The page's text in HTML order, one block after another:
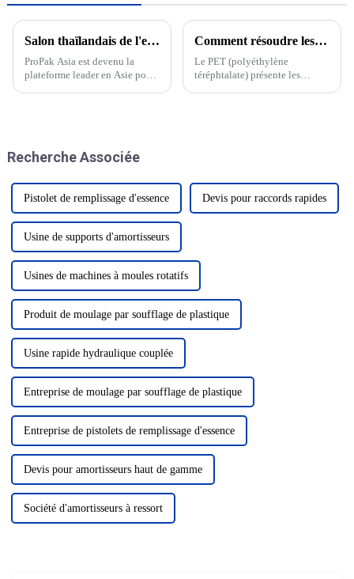
Salon thaïlandais de l'emballage ProPak Asia 2023
ProPak Asia est devenu la
plateforme leader en Asie pour
matériaux et technologies.
Comment résoudre les problèmes rencontrés lors du moulage de préformes PET
Le PET (polyéthylène
téréphtalate) présente les
Recherche Associée
Pistolet de remplissage d'essence Devis pour raccords rapides
Usine de supports d'amortisseurs
Usines de machines à moules rotatifs
Produit de moulage par soufflage de plastique
Usine rapide hydraulique couplée
Entreprise de moulage par soufflage de plastique
Entreprise de pistolets de remplissage d'essence
Devis pour amortisseurs haut de gamme
Société d'amortisseurs à ressort